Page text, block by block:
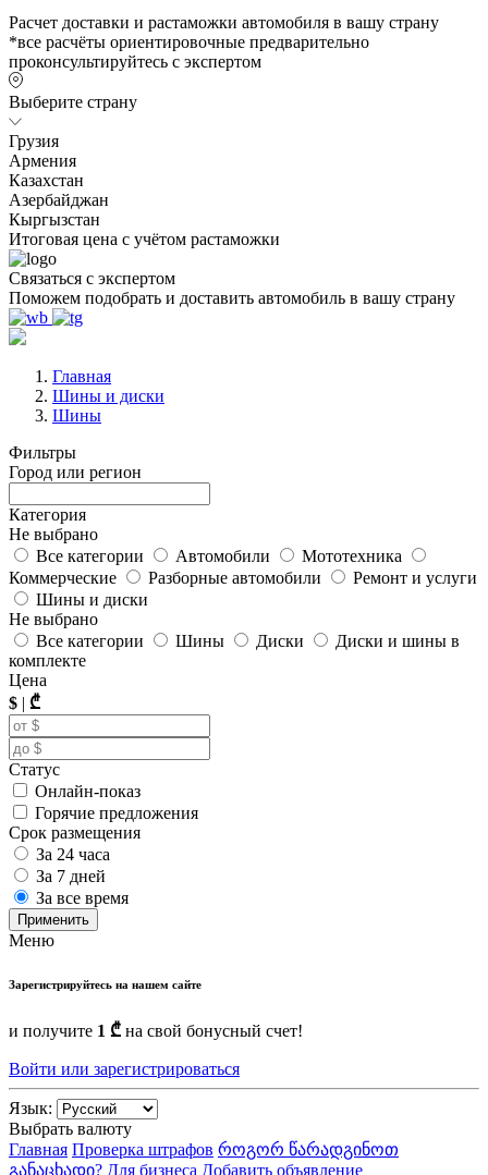
Расчет доставки и растаможки автомобиля в вашу страну
*все расчёты ориентировочные предварительно
проконсультируйтесь с экспертом
Выберите страну
Грузия
Армения
Казахстан
Азербайджан
Кыргызстан
Итоговая цена с учётом растаможки
Связаться с экспертом
Поможем подобрать и доставить автомобиль в вашу страну
Главная
Шины и диски
Шины
Фильтры
Город или регион
Категория
Не выбрано
Все категории
Автомобили
Мототехника
Коммерческие
Разборные автомобили
Ремонт и услуги
Шины и диски
Не выбрано
Все категории
Шины Диски
Диски и шины в
комплекте
Цена
$ | ₾
Статус
Онлайн-показ
Горячие предложения
Срок размещения
За 24 часа
За 7 дней
За все время
Применить
Меню
Зарегистрируйтесь на нашем сайте
и получите 1 ₾ на свой бонусный счет!
Войти или зарегистрироваться
Язык:
Выбрать валюту
Главная Проверка штрафов როგორ წარადგინოთ
განაცხადი? Для бизнеса Добавить объявление